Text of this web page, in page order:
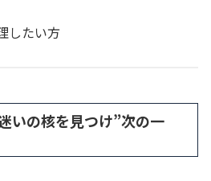
したい方
いの核を見つけ”次の一